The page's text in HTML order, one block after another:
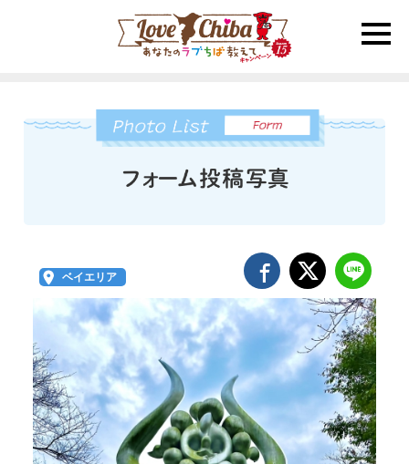
toggle
ベイエリア